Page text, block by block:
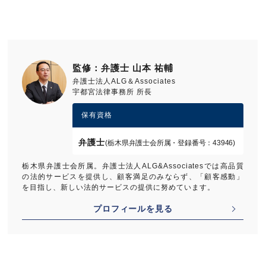
監修：弁護士 山本 祐輔
弁護士法人ALG＆Associates
宇都宮法律事務所 所長
保有資格
弁護士(栃木県弁護士会所属・登録番号：43946)
栃木県弁護士会所属。弁護士法人ALG&Associatesでは高品質
の法的サービスを提供し、顧客満足のみならず、「顧客感動」
を目指し、新しい法的サービスの提供に努めています。
プロフィールを見る